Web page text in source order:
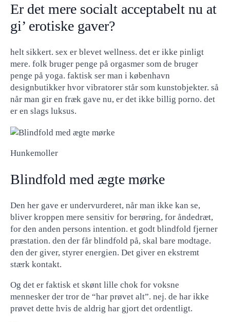
Er det mere socialt acceptabelt nu at
gi’ erotiske gaver?
helt sikkert. sex er blevet wellness. det er ikke pinligt
mere. folk bruger penge på orgasmer som de bruger
penge på yoga. faktisk ser man i københavn
designbutikker hvor vibratorer står som kunstobjekter. så
når man gir en fræk gave nu, er det ikke billig porno. det
er en slags luksus.
Hunkemoller
Blindfold med ægte mørke
Den her gave er undervurderet, når man ikke kan se,
bliver kroppen mere sensitiv for berøring, for åndedræt,
for den anden persons intention. et godt blindfold fjerner
præstation. den der får blindfold på, skal bare modtage.
den der giver, styrer energien. Det giver en ekstremt
stærk kontakt.
Og det er faktisk et skønt lille chok for voksne
mennesker der tror de “har prøvet alt”. nej. de har ikke
prøvet dette hvis de aldrig har gjort det ordentligt.